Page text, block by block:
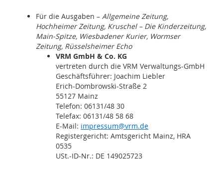
Für die Ausgaben – Allgemeine Zeitung,
Hochheimer Zeitung, Kruschel – Die Kinderzeitung,
Main-Spitze, Wiesbadener Kurier, Wormser
Zeitung, Rüsselsheimer Echo
VRM GmbH & Co. KG
vertreten durch die VRM Verwaltungs-GmbH
Geschäftsführer: Joachim Liebler
Erich-Dombrowski-Straße 2
55127 Mainz
Telefon: 06131/48 30
Telefax: 06131/48 58 68
E-Mail: impressum@vrm.de
Registergericht: Amtsgericht Mainz, HRA
0535
USt.-ID-Nr.: DE 149025723